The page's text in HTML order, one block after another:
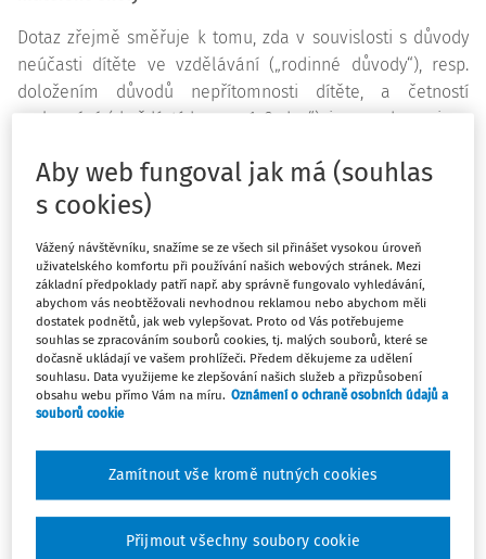
Dotaz zřejmě směřuje k tomu, zda v souvislosti s důvody
neúčasti dítěte ve vzdělávání („rodinné důvody“), resp.
doložením důvodů nepřítomnosti dítěte, a četností
omlouvání („každý týden na 1–2 dny“) jsou, nebo nejsou
vzdělávání. Bez znalosti školního řádu mateřské školy,
který stanoví podmínky omlouvání neúčasti dítěte ve
Příčina spočívá v tom, že podmínky omlouvání neúčasti
dítěte ve vzdělávání nestanoví právní předpis (školský
zákon nebo prováděcí právní předpis), aleškolní řád
mateřské školy(viz § 34a odst. 4 školského zákona).
§ 34 odst. 4 školského zákona
jejich neúčasti ve vzdělávání stanoví školní řád. Ředitel
nepřítomnosti dítěte; zákonný zástupce je povinen doložit
důvody nepřítomnosti dítěte nejpozději do 3 dnů ode dne
Aby web fungoval jak má (souhlas
s cookies)
Vážený návštěvníku, snažíme se ze všech sil přinášet vysokou úroveň
uživatelského komfortu při používání našich webových stránek. Mezi
základní předpoklady patří např. aby správně fungovalo vyhledávání,
abychom vás neobtěžovali nevhodnou reklamou nebo abychom měli
dostatek podnětů, jak web vylepšovat. Proto od Vás potřebujeme
souhlas se zpracováním souborů cookies, tj. malých souborů, které se
dočasně ukládají ve vašem prohlížeči. Předem děkujeme za udělení
souhlasu. Data využijeme ke zlepšování našich služeb a přizpůsobení
obsahu webu přímo Vám na míru. Oznámení o ochraně osobních údajů a
souborů cookie
Zamítnout vše kromě nutných cookies
Přijmout všechny soubory cookie